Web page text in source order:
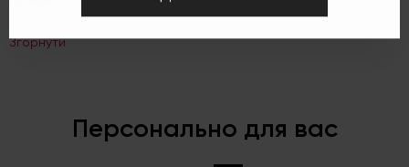
Згорнути
Персонально для вас